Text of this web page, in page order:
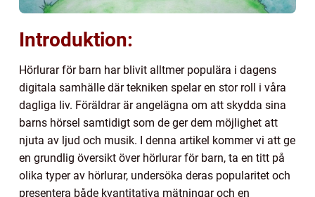
Introduktion:
Hörlurar för barn har blivit alltmer populära i dagens
digitala samhälle där tekniken spelar en stor roll i våra
dagliga liv. Föräldrar är angelägna om att skydda sina
barns hörsel samtidigt som de ger dem möjlighet att
njuta av ljud och musik. I denna artikel kommer vi att ge
en grundlig översikt över hörlurar för barn, ta en titt på
olika typer av hörlurar, undersöka deras popularitet och
presentera både kvantitativa mätningar och en